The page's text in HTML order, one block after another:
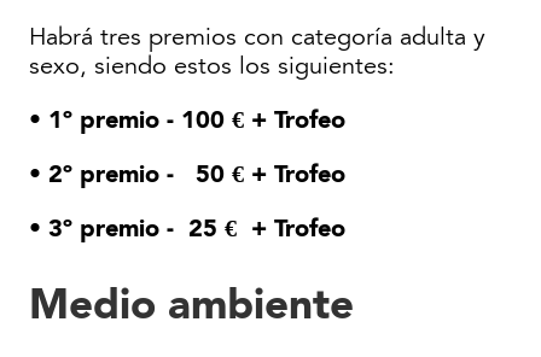
Habrá tres premios con categoría adulta y
sexo, siendo estos los siguientes:
• 1º premio - 100 € + Trofeo
• 2º premio - 50 € + Trofeo
• 3º premio - 25 € + Trofeo
Medio ambiente